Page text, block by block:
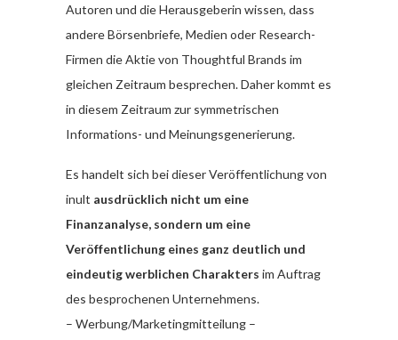
Autoren und die Herausgeberin wissen, dass
andere Börsenbriefe, Medien oder Research-
Firmen die Aktie von Thoughtful Brands im
gleichen Zeitraum besprechen. Daher kommt es
in diesem Zeitraum zur symmetrischen
Informations- und Meinungsgenerierung.
Es handelt sich bei dieser Veröffentlichung von
inult ausdrücklich nicht um eine
Finanzanalyse, sondern um eine
Veröffentlichung eines ganz deutlich und
eindeutig werblichen Charakters im Auftrag
des besprochenen Unternehmens.
– Werbung/Marketingmitteilung –